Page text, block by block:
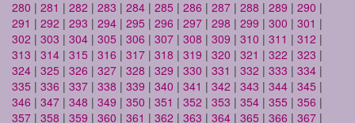
280 | 281 | 282 | 283 | 284 | 285 | 286 | 287 | 288 | 289 | 290 |
291 | 292 | 293 | 294 | 295 | 296 | 297 | 298 | 299 | 300 | 301 |
302 | 303 | 304 | 305 | 306 | 307 | 308 | 309 | 310 | 311 | 312 |
313 | 314 | 315 | 316 | 317 | 318 | 319 | 320 | 321 | 322 | 323 |
324 | 325 | 326 | 327 | 328 | 329 | 330 | 331 | 332 | 333 | 334 |
335 | 336 | 337 | 338 | 339 | 340 | 341 | 342 | 343 | 344 | 345 |
346 | 347 | 348 | 349 | 350 | 351 | 352 | 353 | 354 | 355 | 356 |
357 | 358 | 359 | 360 | 361 | 362 | 363 | 364 | 365 | 366 | 367 |